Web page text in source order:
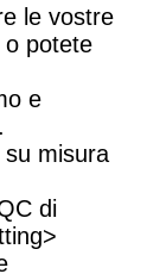
le vostre
o potete
e
misura
di